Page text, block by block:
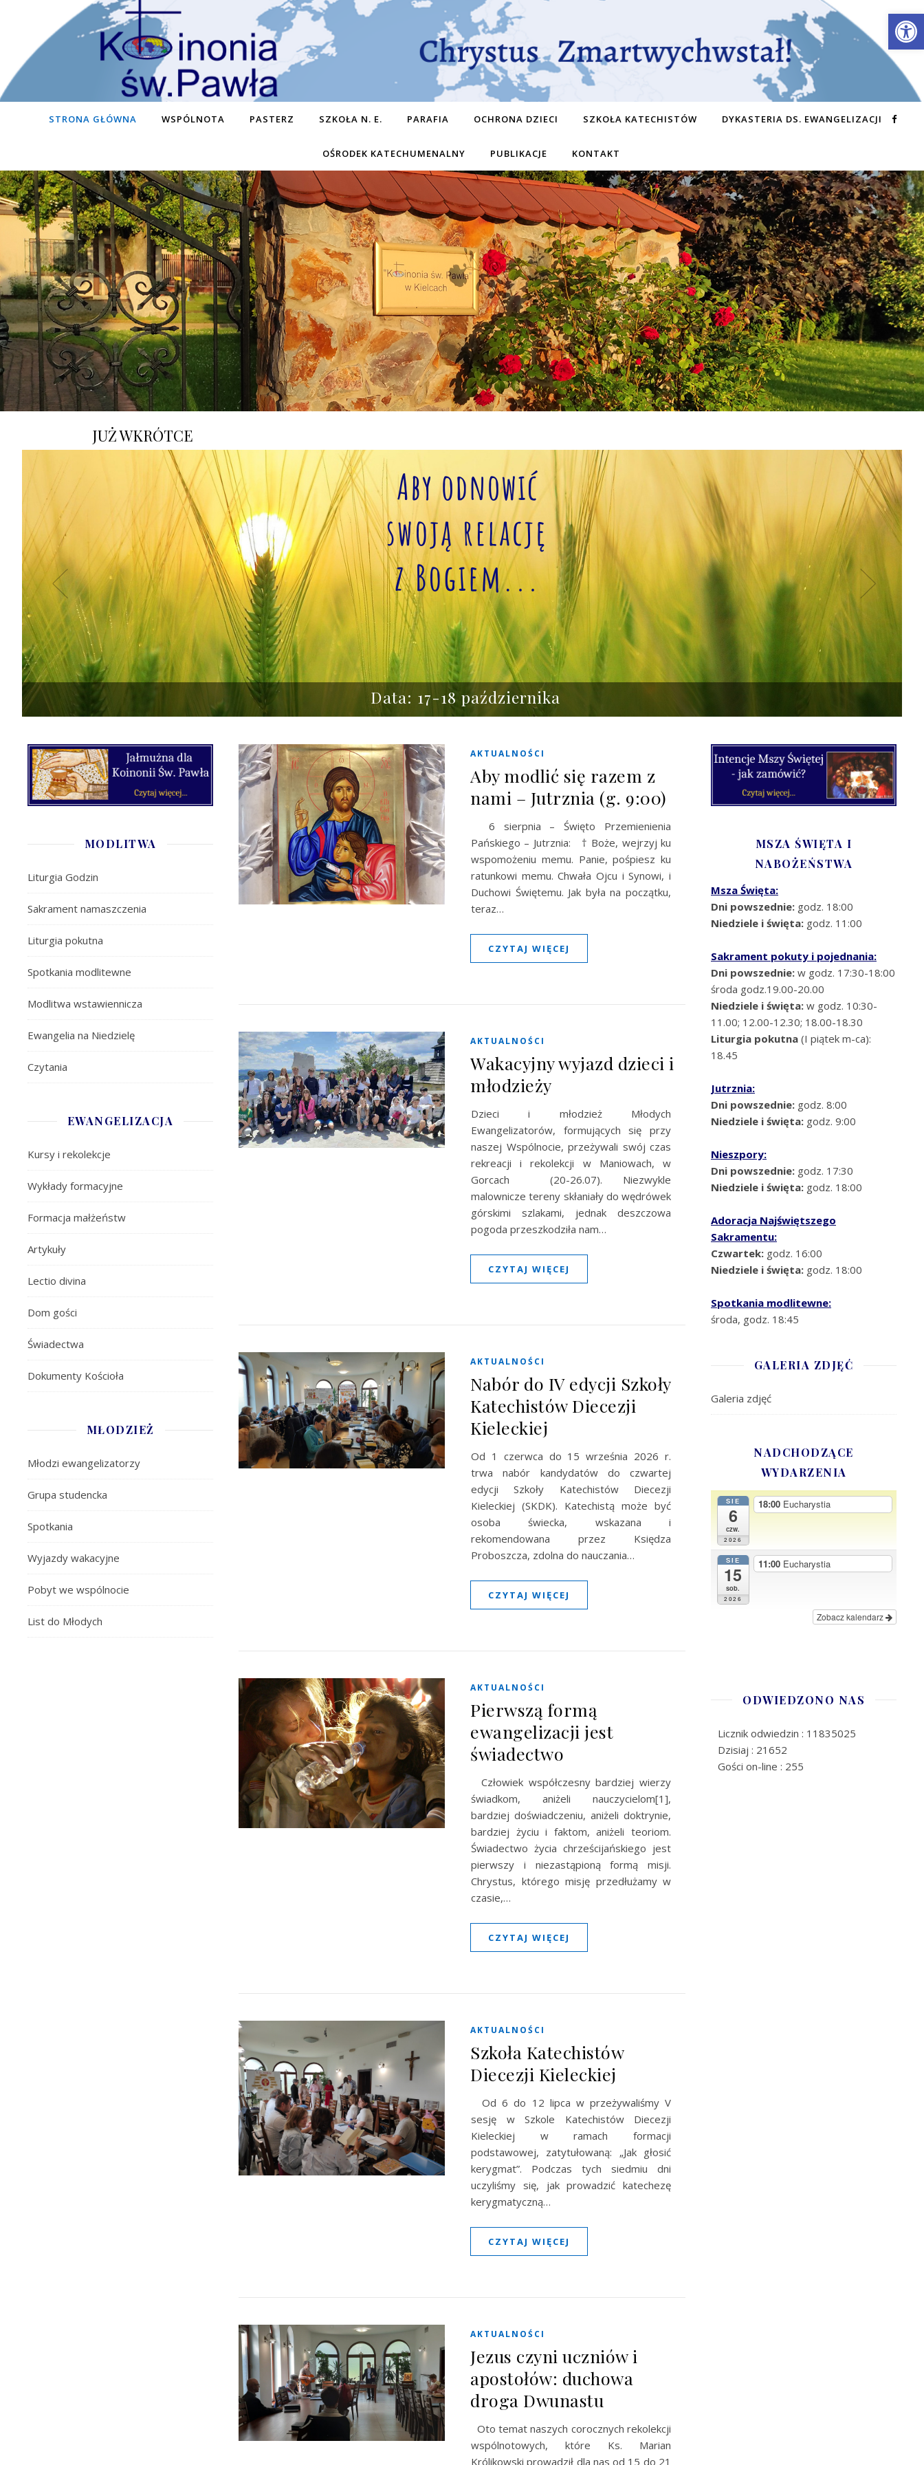
STRONA GŁÓWNA WSPÓLNOTA PASTERZ SZKOŁA N. E. PARAFIA OCHRONA DZIECI SZKOŁA KATECHISTÓW DYKASTERIA DS. EWANGELIZACJI
OŚRODEK KATECHUMENALNY PUBLIKACJE KONTAKT
JUŻ WKRÓTCE
Data: 17-18 października
MODLITWA
Liturgia Godzin
Sakrament namaszczenia
Liturgia pokutna
Spotkania modlitewne
Modlitwa wstawiennicza
Ewangelia na Niedzielę
Czytania
EWANGELIZACJA
Kursy i rekolekcje
Wykłady formacyjne
Formacja małżeństw
Artykuły
Lectio divina
Dom gości
Świadectwa
Dokumenty Kościoła
MŁODZIEŻ
Młodzi ewangelizatorzy
Grupa studencka
Spotkania
Wyjazdy wakacyjne
Pobyt we wspólnocie
List do Młodych
AKTUALNOŚCI
Aby modlić się razem z
nami – Jutrznia (g. 9:00)
6 sierpnia – Święto Przemienienia
Pańskiego – Jutrznia: † Boże, wejrzyj ku
wspomożeniu memu. Panie, pośpiesz ku
ratunkowi memu. Chwała Ojcu i Synowi, i
Duchowi Świętemu. Jak była na początku,
teraz…
CZYTAJ WIĘCEJ
AKTUALNOŚCI
Wakacyjny wyjazd dzieci i
młodzieży
Dzieci i młodzież Młodych
Ewangelizatorów, formujących się przy
naszej Wspólnocie, przeżywali swój czas
rekreacji i rekolekcji w Maniowach, w
Gorcach (20-26.07). Niezwykle
malownicze tereny skłaniały do wędrówek
górskimi szlakami, jednak deszczowa
pogoda przeszkodziła nam…
CZYTAJ WIĘCEJ
AKTUALNOŚCI
Nabór do IV edycji Szkoły
Katechistów Diecezji
Kieleckiej
Od 1 czerwca do 15 września 2026 r.
trwa nabór kandydatów do czwartej
edycji Szkoły Katechistów Diecezji
Kieleckiej (SKDK). Katechistą może być
osoba świecka, wskazana i
rekomendowana przez Księdza
Proboszcza, zdolna do nauczania…
CZYTAJ WIĘCEJ
AKTUALNOŚCI
Pierwszą formą
ewangelizacji jest
świadectwo
Człowiek współczesny bardziej wierzy
świadkom, aniżeli nauczycielom[1],
bardziej doświadczeniu, aniżeli doktrynie,
bardziej życiu i faktom, aniżeli teoriom.
Świadectwo życia chrześcijańskiego jest
pierwszy i niezastąpioną formą misji.
Chrystus, którego misję przedłużamy w
czasie,…
CZYTAJ WIĘCEJ
AKTUALNOŚCI
Szkoła Katechistów
Diecezji Kieleckiej
Od 6 do 12 lipca w przeżywaliśmy V
sesję w Szkole Katechistów Diecezji
Kieleckiej w ramach formacji
podstawowej, zatytułowaną: „Jak głosić
kerygmat”. Podczas tych siedmiu dni
uczyliśmy się, jak prowadzić katechezę
kerygmatyczną…
CZYTAJ WIĘCEJ
AKTUALNOŚCI
Jezus czyni uczniów i
apostołów: duchowa
droga Dwunastu
Oto temat naszych corocznych rekolekcji
wspólnotowych, które Ks. Marian
Królikowski prowadził dla nas od 15 do 21
MSZA ŚWIĘTA I
NABOŻEŃSTWA
Msza Święta:
Dni powszednie: godz. 18:00
Niedziele i święta: godz. 11:00
Sakrament pokuty i pojednania:
Dni powszednie: w godz. 17:30-18:00
środa godz.19.00-20.00
Niedziele i święta: w godz. 10:30-
11.00; 12.00-12.30; 18.00-18.30
Liturgia pokutna (I piątek m-ca):
18.45
Jutrznia:
Dni powszednie: godz. 8:00
Niedziele i święta: godz. 9:00
Nieszpory:
Dni powszednie: godz. 17:30
Niedziele i święta: godz. 18:00
Adoracja Najświętszego
Sakramentu:
Czwartek: godz. 16:00
Niedziele i święta: godz. 18:00
Spotkania modlitewne:
środa, godz. 18:45
GALERIA ZDJĘĆ
Galeria zdjęć
NADCHODZĄCE
WYDARZENIA
SIE
6
czw.
2026
18:00 Eucharystia
SIE
15
sob.
2026
11:00 Eucharystia
Zobacz kalendarz
ODWIEDZONO NAS
Licznik odwiedzin : 11835025
Dzisiaj : 21652
Gości on-line : 255